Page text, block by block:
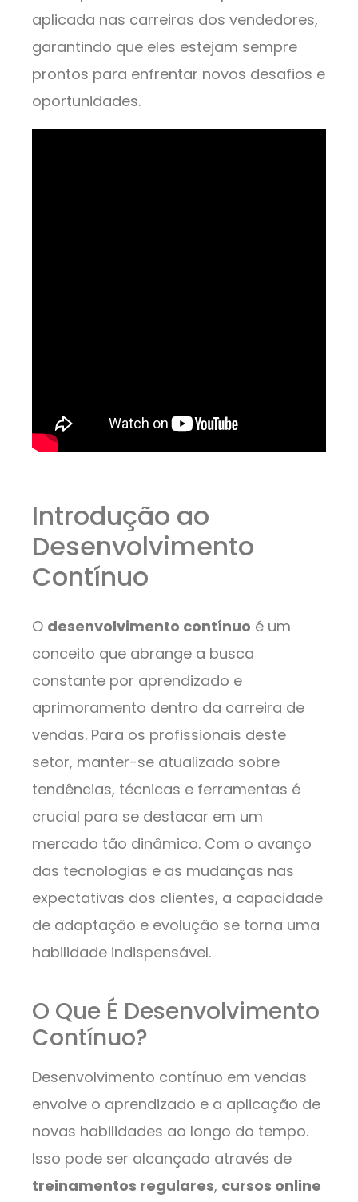
aplicada nas carreiras dos vendedores,
garantindo que eles estejam sempre
prontos para enfrentar novos desafios e
oportunidades.
Introdução ao
Desenvolvimento
Contínuo
O desenvolvimento contínuo é um
conceito que abrange a busca
constante por aprendizado e
aprimoramento dentro da carreira de
vendas. Para os profissionais deste
setor, manter-se atualizado sobre
tendências, técnicas e ferramentas é
crucial para se destacar em um
mercado tão dinâmico. Com o avanço
das tecnologias e as mudanças nas
expectativas dos clientes, a capacidade
de adaptação e evolução se torna uma
habilidade indispensável.
O Que É Desenvolvimento
Contínuo?
Desenvolvimento contínuo em vendas
envolve o aprendizado e a aplicação de
novas habilidades ao longo do tempo.
Isso pode ser alcançado através de
treinamentos regulares, cursos online